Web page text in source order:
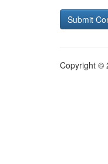
Copyright ©